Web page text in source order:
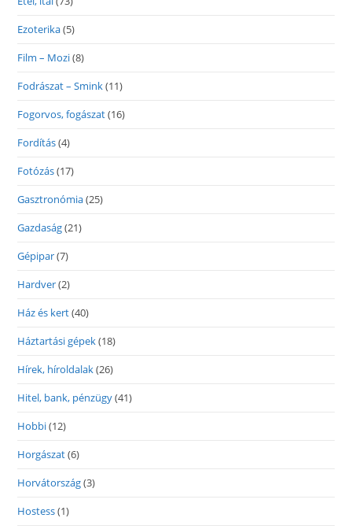
Ezoterika(5)
Film – Mozi(8)
Fodrászat – Smink(11)
Fogorvos, fogászat(16)
Fordítás(4)
Fotózás(17)
Gasztronómia(25)
Gazdaság(21)
Gépipar(7)
Hardver(2)
Ház és kert(40)
Háztartási gépek(18)
Hírek, híroldalak(26)
Hitel, bank, pénzügy(41)
Hobbi(12)
Horgászat(6)
Horvátország(3)
Hostess(1)